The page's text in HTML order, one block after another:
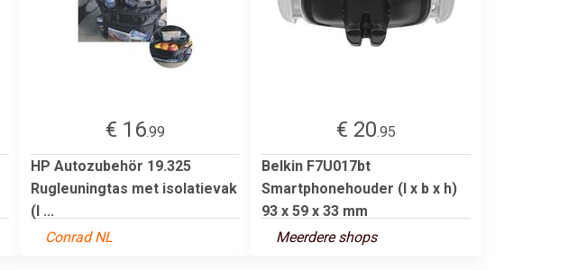
€ 16.99
HP Autozubehör 19.325
Rugleuningtas met isolatievak
(l ...
Conrad NL
€ 20.95
Belkin F7U017bt
Smartphonehouder (l x b x h)
93 x 59 x 33 mm
Meerdere shops